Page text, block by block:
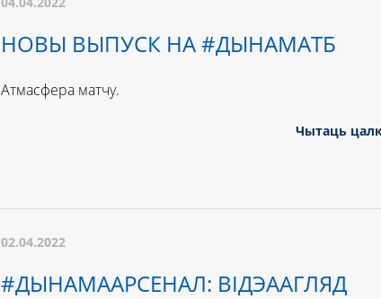
НОВЫ ВЫПУСК НА #ДЫНАМАТБ
Атмасфера матчу.
Чытаць
02.04.2022
#ДЫНАМААРСЕНАЛ: ВІДЭААГЛЯД